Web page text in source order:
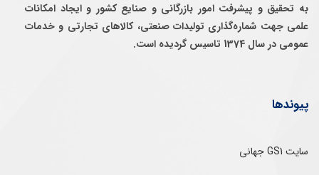
به تحقيق و پيشرفت امور بازرگانی و صنايع كشور و ايجاد امكانات
علمی جهت شماره‌گذاری توليدات صنعتی، كالاهای تجارتی و خدمات
عمومی در سال 1374 تاسيس گرديده است.
پیوندها
سایت GS1 جهانی